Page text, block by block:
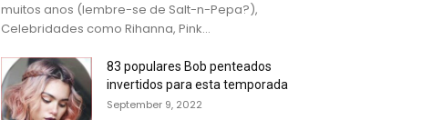
muitos anos (lembre-se de Salt-n-Pepa?),
Celebridades como Rihanna, Pink...
83 populares Bob penteados
invertidos para esta temporada
September 9, 2022